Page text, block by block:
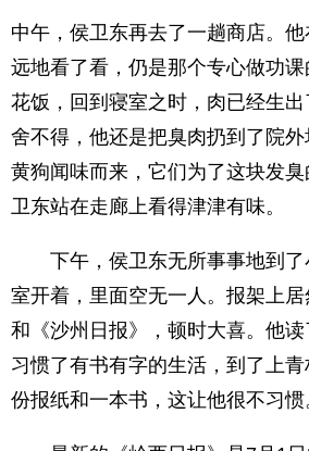
中午，侯卫东再去了一趟商店。
远地看了看，仍是那个专心做功
花饭，回到寝室之时，肉已经生
舍不得，他还是把臭肉扔到了院
黄狗闻味而来，它们为了这块发
卫东站在走廊上看得津津有味。
下午，侯卫东无所事事地到了
室开着，里面空无一人。报架上居
和《沙州日报》，顿时大喜。他
习惯了有书有字的生活，到了上
份报纸和一本书，这让他很不习惯